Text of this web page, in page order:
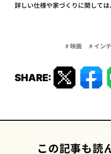
詳しい仕様や家づくりに関して
# 映画 # イン
SHARE:
この記事も読